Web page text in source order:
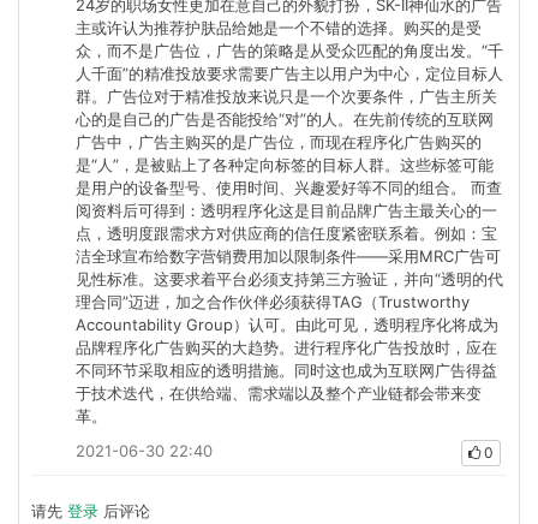
24岁的职场女性更加在意自己的外貌打扮，SK-II神仙水的广告
主或许认为推荐护肤品给她是一个不错的选择。购买的是受
众，而不是广告位，广告的策略是从受众匹配的角度出发。“千
人千面”的精准投放要求需要广告主以用户为中心，定位目标人
群。广告位对于精准投放来说只是一个次要条件，广告主所关
心的是自己的广告是否能投给“对”的人。在先前传统的互联网
广告中，广告主购买的是广告位，而现在程序化广告购买的
是“人”，是被贴上了各种定向标签的目标人群。这些标签可能
是用户的设备型号、使用时间、兴趣爱好等不同的组合。 而查
阅资料后可得到：透明程序化这是目前品牌广告主最关心的一
点，透明度跟需求方对供应商的信任度紧密联系着。例如：宝
洁全球宣布给数字营销费用加以限制条件——采用MRC广告可
见性标准。这要求着平台必须支持第三方验证，并向“透明的代
理合同”迈进，加之合作伙伴必须获得TAG（Trustworthy
Accountability Group）认可。由此可见，透明程序化将成为
品牌程序化广告购买的大趋势。进行程序化广告投放时，应在
不同环节采取相应的透明措施。同时这也成为互联网广告得益
于技术迭代，在供给端、需求端以及整个产业链都会带来变
革。
2021-06-30 22:40
0
请先 登录 后评论